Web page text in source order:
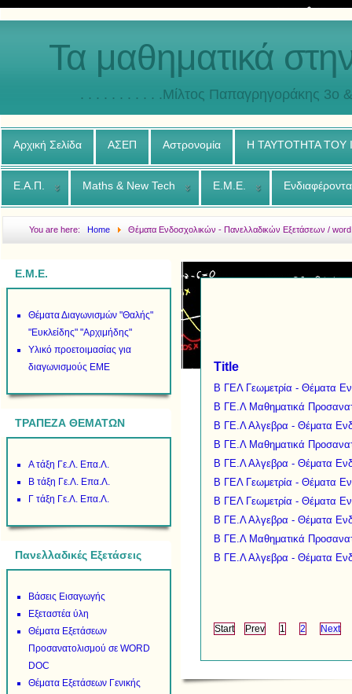
Τα μαθηματικά
. . . . . . . . . . .Μίλτος Παπαγρηγοράκης 3o
Αρχική Σελίδα ΑΣΕΠ Αστρονομία Η ΤΑΥΤΟΤΗΤΑ ΤΟΥ
Ε.Α.Π. Maths & New Tech Ε.Μ.Ε.
You are here:Home Θέματα Ενδοσχολικών - Πανελλαδικών Εξετάσεων / word
Ε.Μ.Ε.
Θέματα Διαγωνισμών "Θαλής"
"Ευκλείδης" "Αρχιμήδης"
Υλικό προετοιμασίας για
διαγωνισμούς ΕΜΕ
ΤΡΑΠΕΖΑ ΘΕΜΑΤΩΝ
Α τάξη Γε.Λ. Επα.Λ.
Β τάξη Γε.Λ. Επα.Λ.
Γ τάξη Γε.Λ. Επα.Λ.
Πανελλαδικές Εξετάσεις
Βάσεις Εισαγωγής
Εξεταστέα ύλη
Θέματα Εξετάσεων
Προσανατολισμού σε WORD
DOC
Θέματα Εξετάσεων Γενικής
Title
B ΓΕΛ Γεωμετρία - Θέματα
Β ΓΕ.Λ Μαθηματικά
Β ΓΕ.Λ Αλγεβρα - Θέματα
Β ΓΕ.Λ Μαθηματικά
Β ΓΕ.Λ Αλγεβρα - Θέματα
B ΓΕΛ Γεωμετρία - Θέματα
B ΓΕΛ Γεωμετρία - Θέματα
Β ΓΕ.Λ Αλγεβρα - Θέματα
Β ΓΕ.Λ Μαθηματικά
Β ΓΕ.Λ Αλγεβρα - Θέματα
Start Prev 1 2 Next